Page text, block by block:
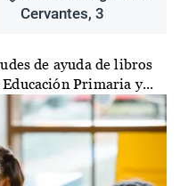
Cervantes, 3
de ayuda de libros
Primaria y...